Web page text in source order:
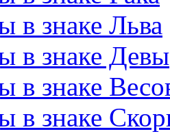
в знаке Льва
в знаке Девы
в знаке
в знаке